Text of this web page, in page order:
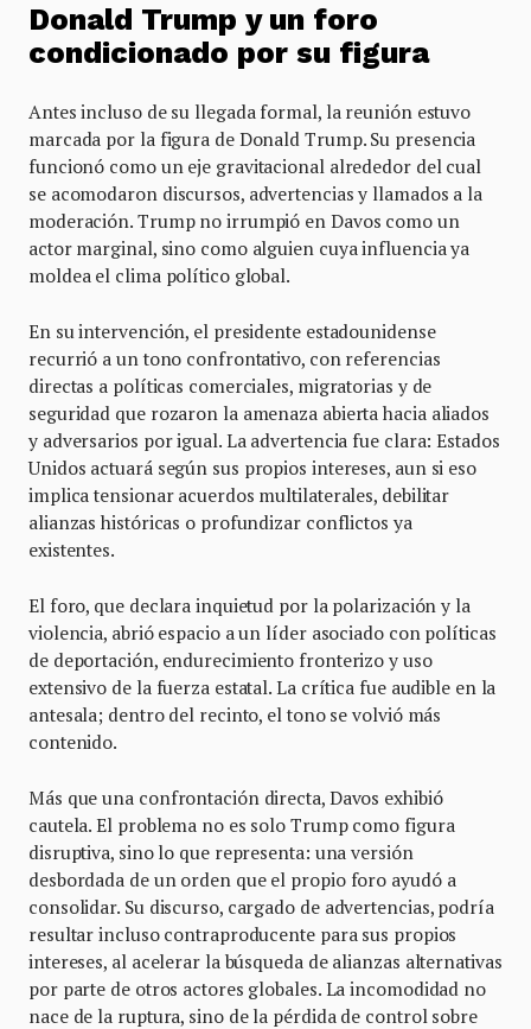
Donald Trump y un foro
condicionado por su figura
Antes incluso de su llegada formal, la reunión estuvo
marcada por la figura de Donald Trump. Su presencia
funcionó como un eje gravitacional alrededor del cual
se acomodaron discursos, advertencias y llamados a la
moderación. Trump no irrumpió en Davos como un
actor marginal, sino como alguien cuya influencia ya
moldea el clima político global.
En su intervención, el presidente estadounidense
recurrió a un tono confrontativo, con referencias
directas a políticas comerciales, migratorias y de
seguridad que rozaron la amenaza abierta hacia aliados
y adversarios por igual. La advertencia fue clara: Estados
Unidos actuará según sus propios intereses, aun si eso
implica tensionar acuerdos multilaterales, debilitar
alianzas históricas o profundizar conflictos ya
existentes.
El foro, que declara inquietud por la polarización y la
violencia, abrió espacio a un líder asociado con políticas
de deportación, endurecimiento fronterizo y uso
extensivo de la fuerza estatal. La crítica fue audible en la
antesala; dentro del recinto, el tono se volvió más
contenido.
Más que una confrontación directa, Davos exhibió
cautela. El problema no es solo Trump como figura
disruptiva, sino lo que representa: una versión
desbordada de un orden que el propio foro ayudó a
consolidar. Su discurso, cargado de advertencias, podría
resultar incluso contraproducente para sus propios
intereses, al acelerar la búsqueda de alianzas alternativas
por parte de otros actores globales. La incomodidad no
nace de la ruptura, sino de la pérdida de control sobre